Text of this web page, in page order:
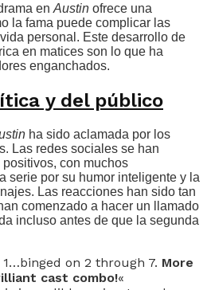
en Austin ofrece una
la fama puede complicar las
personal. Este desarrollo de
en matices son lo que ha
enganchados.
y del público
ha sido aclamada por los
Las redes sociales se han
con muchos
serie por su humor inteligente y la
Las reacciones han sido tan
comenzado a hacer un llamado
incluso antes de que la segunda
1…binged on 2 through 7. More
cast combo!«